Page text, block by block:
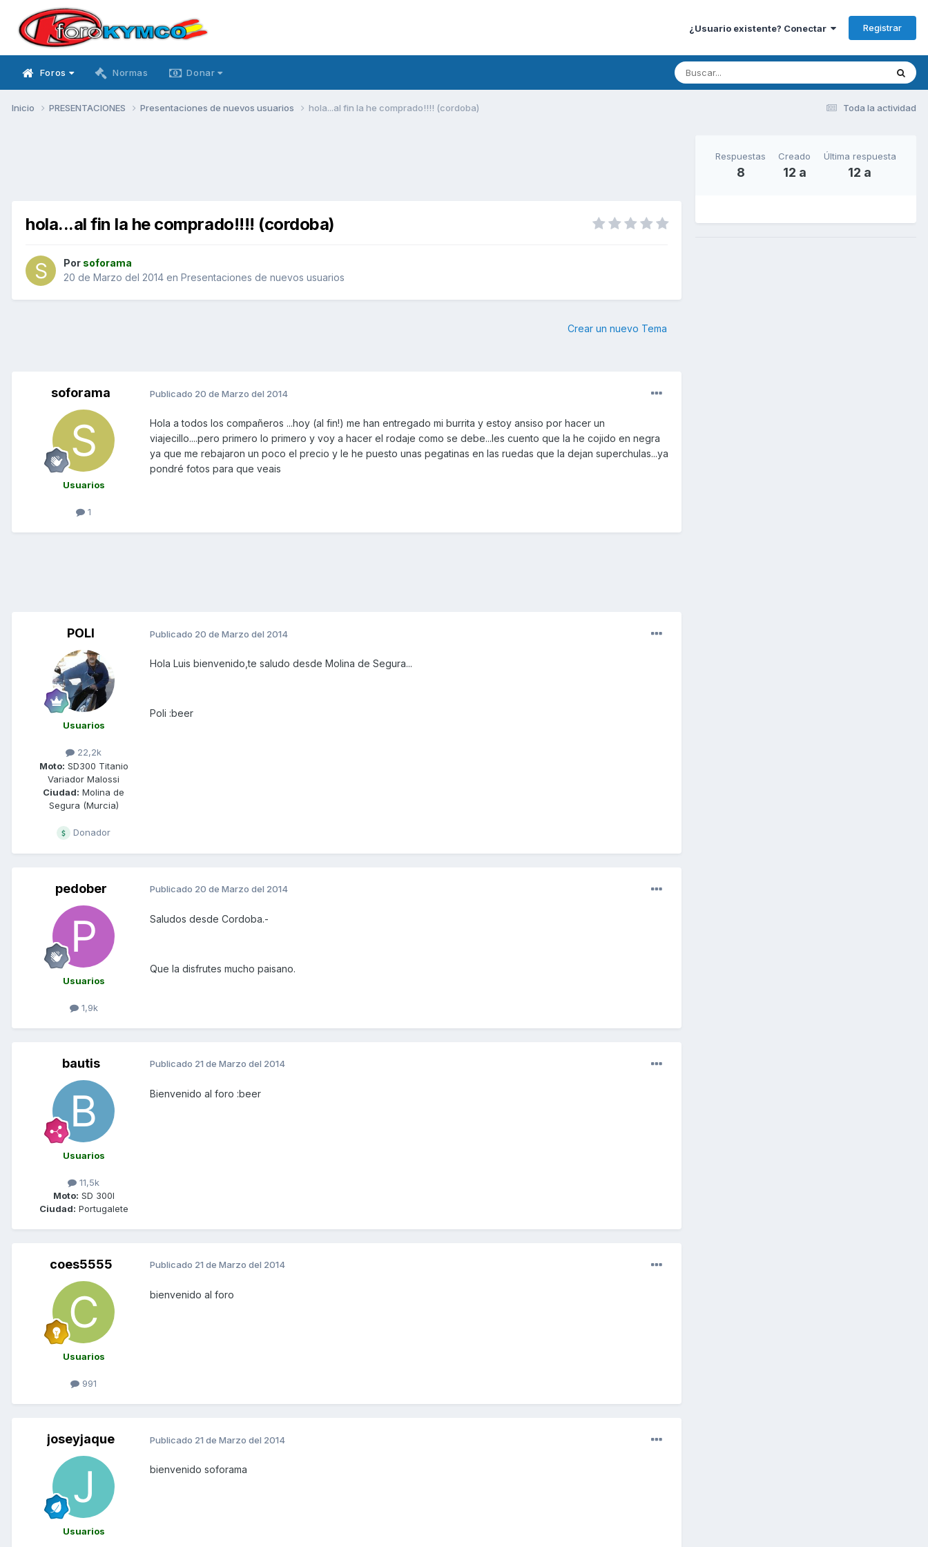
¿Usuario existente? Conectar Registrar
Foros Normas Donar
Toda la actividad
Inicio PRESENTACIONES Presentaciones de nuevos usuarios hola...al fin la he comprado!!!! (cordoba)
hola...al fin la he comprado!!!! (cordoba)
Por soforama
20 de Marzo del 2014 en Presentaciones de nuevos usuarios
Crear un nuevo Tema
soforama
Usuarios
1
Publicado 20 de Marzo del 2014
Hola a todos los compañeros ...hoy (al fin!) me han entregado mi burrita y estoy ansiso por hacer un
viajecillo....pero primero lo primero y voy a hacer el rodaje como se debe...les cuento que la he cojido en negra
ya que me rebajaron un poco el precio y le he puesto unas pegatinas en las ruedas que la dejan superchulas...ya
pondré fotos para que veais
POLI
Usuarios
22,2k
Moto: SD300 Titanio
Variador Malossi
Ciudad: Molina de
Segura (Murcia)
Donador
Publicado 20 de Marzo del 2014
Hola Luis bienvenido,te saludo desde Molina de Segura...
Poli :beer
pedober
Usuarios
1,9k
Publicado 20 de Marzo del 2014
Saludos desde Cordoba.-
Que la disfrutes mucho paisano.
bautis
Usuarios
11,5k
Moto: SD 300I
Ciudad: Portugalete
Publicado 21 de Marzo del 2014
Bienvenido al foro :beer
coes5555
Usuarios
991
Publicado 21 de Marzo del 2014
bienvenido al foro
joseyjaque
Usuarios
Publicado 21 de Marzo del 2014
bienvenido soforama
Respuestas
8
Creado
12 a
Última respuesta
12 a